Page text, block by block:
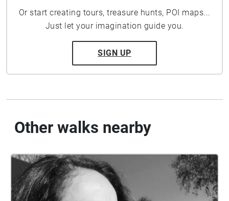
Or start creating tours, treasure hunts, POI maps...
Just let your imagination guide you.
SIGN UP
Other walks nearby